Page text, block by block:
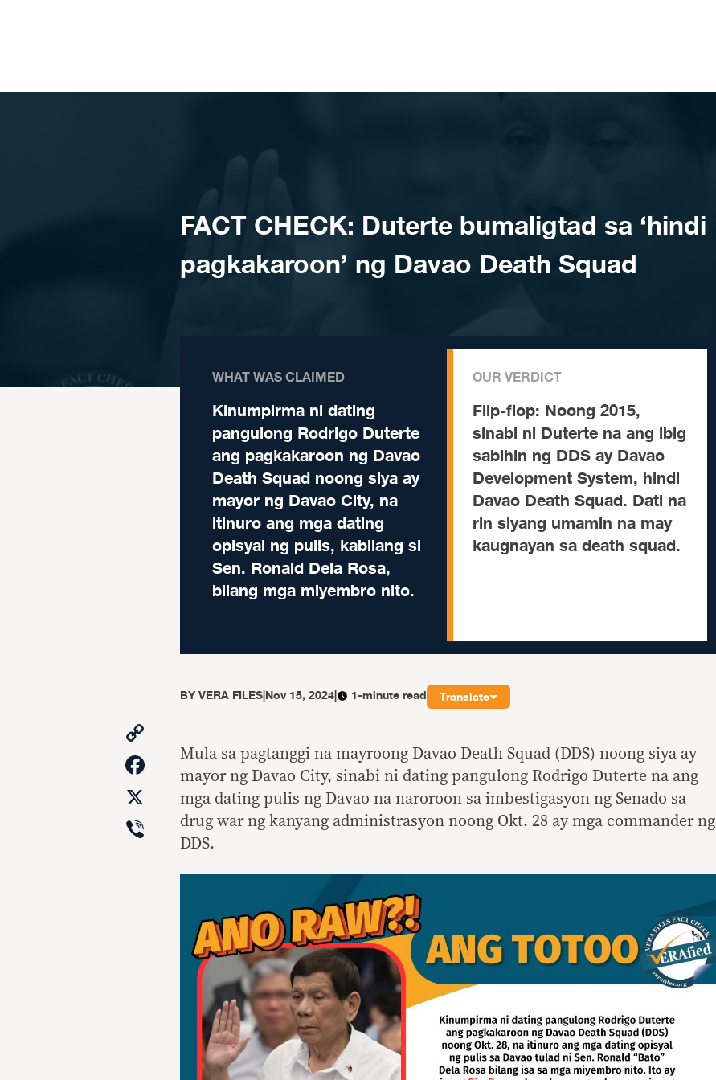
FACT CHECK: Duterte bumaligtad sa ‘hindi
pagkakaroon’ ng Davao Death Squad
WHAT WAS CLAIMED
Kinumpirma ni dating
pangulong Rodrigo Duterte
ang pagkakaroon ng Davao
Death Squad noong siya ay
mayor ng Davao City, na
itinuro ang mga dating
opisyal ng pulis, kabilang si
Sen. Ronald Dela Rosa,
bilang mga miyembro nito.
OUR VERDICT
Flip-flop: Noong 2015,
sinabi ni Duterte na ang ibig
sabihin ng DDS ay Davao
Development System, hindi
Davao Death Squad. Dati na
rin siyang umamin na may
kaugnayan sa death squad.
BYVERA FILES|Nov 15, 2024| 1-minute read Translate
Link
Facebook
Viber
Mula sa pagtanggi na mayroong Davao Death Squad (DDS) noong siya ay
mayor ng Davao City, sinabi ni dating pangulong Rodrigo Duterte na ang
mga dating pulis ng Davao na naroroon sa imbestigasyon ng Senado sa
drug war ng kanyang administrasyon noong Okt. 28 ay mga commander ng
DDS.